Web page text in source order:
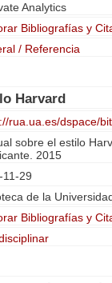
Analytics
Bibliografías y
/ Referencia
Harvard
rua.ua.es/dspace/
sobre el estilo
2015
11-29
de la
Bibliografías y